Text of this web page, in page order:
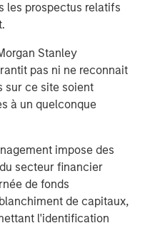
les prospectus relatifs
Stanley
pas ni ne reconnait
sur ce site soient
à un quelconque
impose des
secteur financier
de fonds
de capitaux,
l'identification